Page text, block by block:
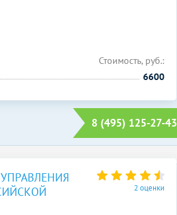
Стоимость, руб.:
6600
8 (495) 125-27-43
2 оценки